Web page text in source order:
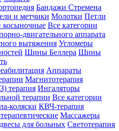
Бандажи Стремена
и метчики Молотки Петли
косыночные Все категории
двигательного аппарата
вытяжения Угломеры
Шины Беллера Шины
Аппараты
Магнитотерапия
терапия Ингаляторы
терапии Все категории
коляски КВЧ-терапия
Массажеры
для больных Светотерапия